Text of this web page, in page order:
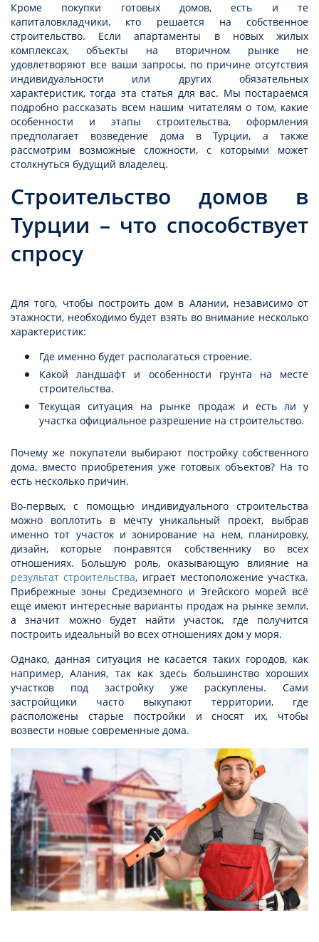
Кроме покупки готовых домов, есть и те
капиталовкладчики, кто решается на собственное
строительство. Если апартаменты в новых жилых
комплексах, объекты на вторичном рынке не
удовлетворяют все ваши запросы, по причине отсутствия
индивидуальности или других обязательных
характеристик, тогда эта статья для вас. Мы постараемся
подробно рассказать всем нашим читателям о том, какие
особенности и этапы строительства, оформления
предполагает возведение дома в Турции, а также
рассмотрим возможные сложности, с которыми может
столкнуться будущий владелец.
Строительство домов в
Турции – что способствует
спросу
Для того, чтобы построить дом в Алании, независимо от
этажности, необходимо будет взять во внимание несколько
характеристик:
Где именно будет располагаться строение.
Какой ландшафт и особенности грунта на месте
строительства.
Текущая ситуация на рынке продаж и есть ли у
участка официальное разрешение на строительство.
Почему же покупатели выбирают постройку собственного
дома, вместо приобретения уже готовых объектов? На то
есть несколько причин.
Во-первых, с помощью индивидуального строительства
можно воплотить в мечту уникальный проект, выбрав
именно тот участок и зонирование на нем, планировку,
дизайн, которые понравятся собственнику во всех
отношениях. Большую роль, оказывающую влияние на
результат строительства, играет местоположение участка.
Прибрежные зоны Средиземного и Эгейского морей всё
еще имеют интересные варианты продаж на рынке земли,
а значит можно будет найти участок, где получится
построить идеальный во всех отношениях дом у моря.
Однако, данная ситуация не касается таких городов, как
например, Алания, так как здесь большинство хороших
участков под застройку уже раскуплены. Сами
застройщики часто выкупают территории, где
расположены старые постройки и сносят их, чтобы
возвести новые современные дома.